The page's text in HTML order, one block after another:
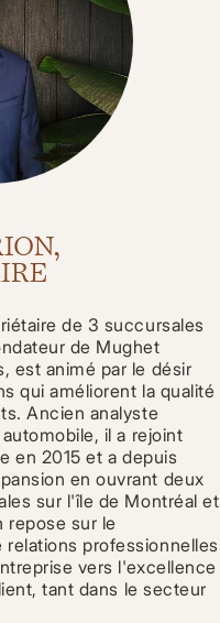
de 3 succursales
de Mughet
est animé par le désir
qui améliorent la qualité
Ancien analyste
il a rejoint
en 2015 et a depuis
en ouvrant deux
sur l'île de Montréal et
repose sur le
professionnelles
vers l'excellence
tant dans le secteur